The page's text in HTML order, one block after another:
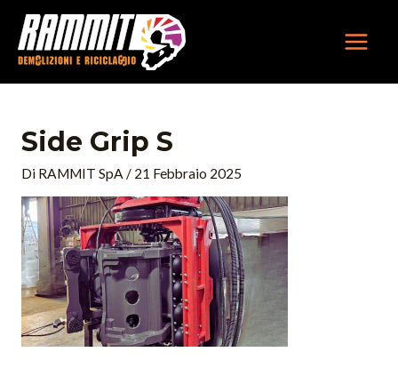
contenuto
Side Grip S
Di RAMMIT SpA / 21 Febbraio 2025